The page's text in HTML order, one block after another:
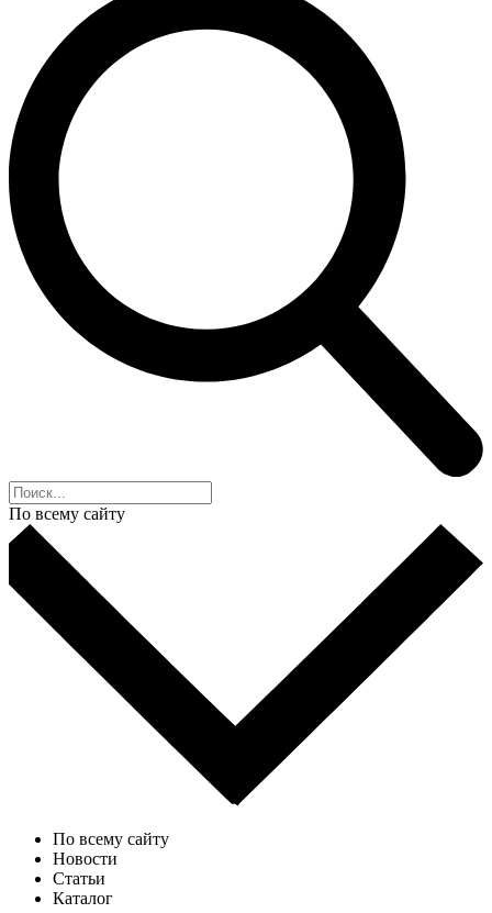
По всему сайту
По всему сайту
Новости
Статьи
Каталог